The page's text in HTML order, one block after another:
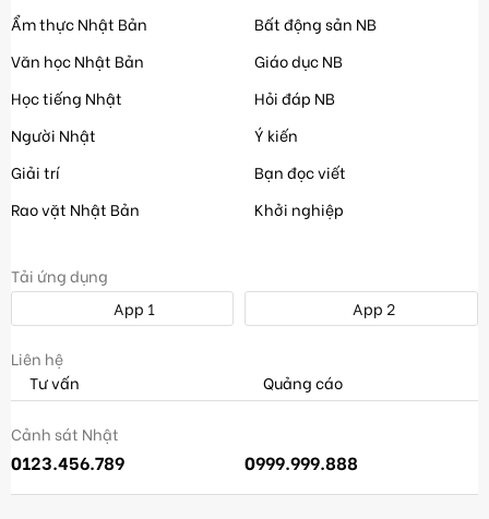
Ẩm thực Nhật Bản
Văn học Nhật Bản
Học tiếng Nhật
Người Nhật
Giải trí
Rao vặt Nhật Bản
Bất động sản NB
Giáo dục NB
Hỏi đáp NB
Ý kiến
Bạn đọc viết
Khởi nghiệp
Tải ứng dụng
App 1
App 2
Liên hệ
Tư vấn
Quảng cáo
Cảnh sát Nhật
0123.456.789 0999.999.888